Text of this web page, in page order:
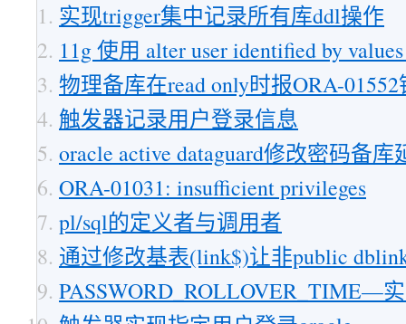
实现trigger集中记录所有库ddl操作
11g 使用 alter user identified by
物理备库在read only时报ORA-
触发器记录用户登录信息
oracle active dataguard修改密码备库
ORA-01031: insufficient privileges
pl/sql的定义者与调用者
通过修改基表(link$)让非public
PASSWORD_ROLLOVER_TIME—